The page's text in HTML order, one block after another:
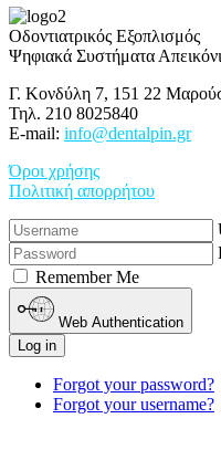
Οδοντιατρικός Εξοπλισμός
Ψηφιακά Συστήματα
Γ. Κονδύλη 7, 151 22
Τηλ. 210 8025840
E-mail: info@dentalpin.gr
Όροι χρήσης
Πολιτική απορρήτου
Remember Me
Web Authentication
Log in
Forgot your password?
Forgot your username?